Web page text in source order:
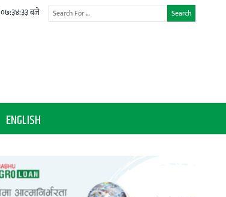
Search
०७:३४:३४ बजे
ENGLISH